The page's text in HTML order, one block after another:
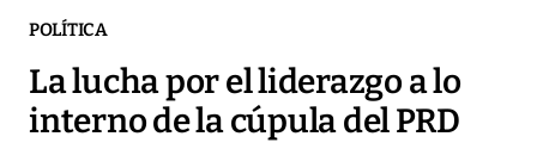
POLÍTICA
La lucha por el liderazgo a lo
interno de la cúpula del PRD